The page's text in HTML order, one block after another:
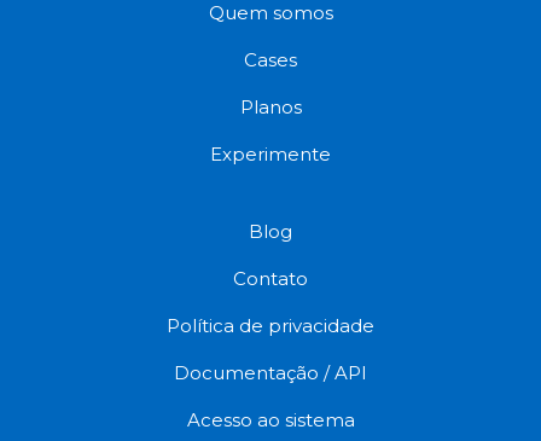
Quem somos
Cases
Planos
Experimente
Blog
Contato
Política de privacidade
Documentação / API
Acesso ao sistema